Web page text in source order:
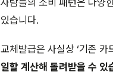
사람들의 소비 패턴은 다양
있습니다.
교체발급은 사실상 ‘기존
일할 계산해 돌려받을 수 있